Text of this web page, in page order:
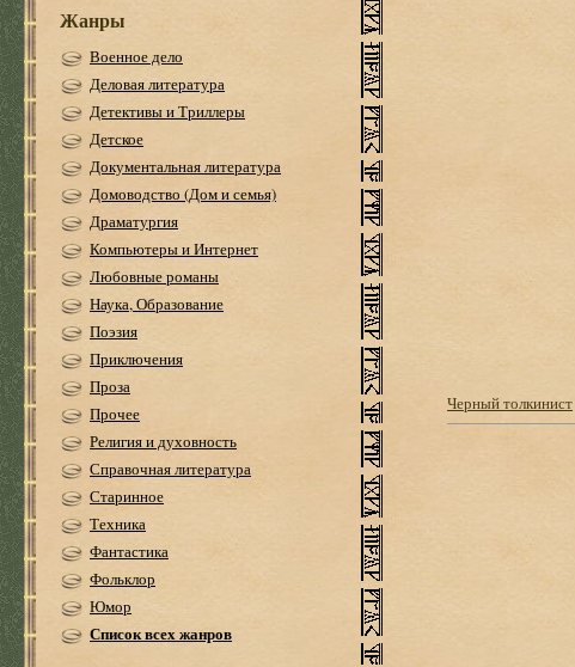
Жанры
Военное дело
Деловая литература
Детективы и Триллеры
Детское
Документальная литература
Домоводство (Дом и семья)
Драматургия
Компьютеры и Интернет
Любовные романы
Наука, Образование
Поэзия
Приключения
Проза
Прочее
Религия и духовность
Справочная литература
Старинное
Техника
Фантастика
Фольклор
Юмор
Список всех жанров
Черный толкинист